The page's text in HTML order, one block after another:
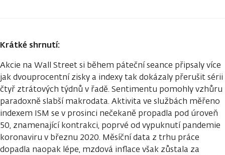
Krátké shrnutí:
Akcie na Wall Street si během páteční seance připsaly více
jak dvouprocentní zisky a indexy tak dokázaly přerušit sérii
čtyř ztrátových týdnů v řadě. Sentimentu pomohly vzhůru
paradoxně slabší makrodata. Aktivita ve službách měřeno
indexem ISM se v prosinci nečekaně propadla pod úroveň
50, znamenající kontrakci, poprvé od vypuknutí pandemie
koronaviru v březnu 2020. Měsíční data z trhu práce
dopadla naopak lépe, mzdová inflace však zůstala za